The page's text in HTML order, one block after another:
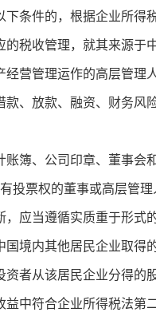
件的，根据企业所得
税收管理，就其来源于
管理运作的高层管理
放款、融资、财务风
、公司印章、董事会
票权的董事或高层管理
应当遵循实质重于形式
内其他居民企业取得
者从该居民企业分得
中符合企业所得税法